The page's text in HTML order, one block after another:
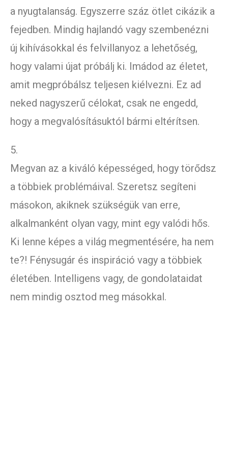
a nyugtalanság. Egyszerre száz ötlet cikázik a
fejedben. Mindig hajlandó vagy szembenézni
új kihívásokkal és felvillanyoz a lehetőség,
hogy valami újat próbálj ki. Imádod az életet,
amit megpróbálsz teljesen kiélvezni. Ez ad
neked nagyszerű célokat, csak ne engedd,
hogy a megvalósításuktól bármi eltérítsen.
5.
Megvan az a kiváló képességed, hogy törődsz
a többiek problémáival. Szeretsz segíteni
másokon, akiknek szükségük van erre,
alkalmanként olyan vagy, mint egy valódi hős.
Ki lenne képes a világ megmentésére, ha nem
te?! Fénysugár és inspiráció vagy a többiek
életében. Intelligens vagy, de gondolataidat
nem mindig osztod meg másokkal.